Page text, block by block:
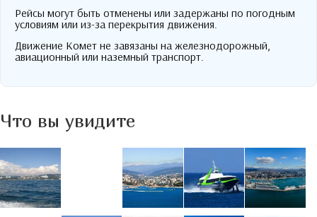
Рейсы могут быть отменены или задержаны по погодным
условиям или из-за перекрытия движения.
Движение Комет не завязаны на железнодорожный,
авиационный или наземный транспорт.
Что вы увидите